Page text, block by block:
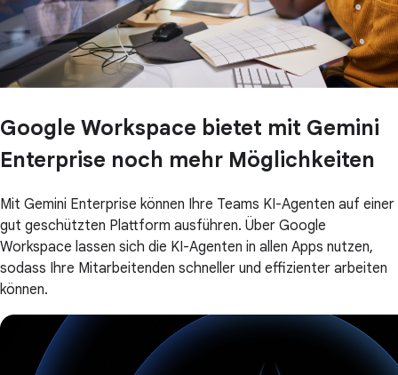
Google Workspace bietet mit Gemini
Enterprise noch mehr Möglichkeiten
Mit Gemini Enterprise können Ihre Teams KI-Agenten auf einer
gut geschützten Plattform ausführen. Über Google
Workspace lassen sich die KI-Agenten in allen Apps nutzen,
sodass Ihre Mitarbeitenden schneller und effizienter arbeiten
können.